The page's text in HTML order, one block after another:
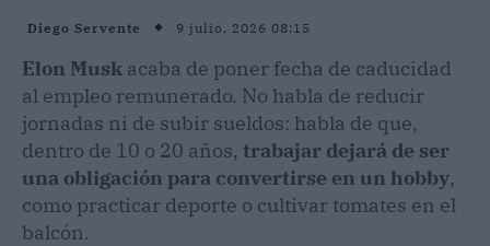
Diego Servente 9 julio, 2026 08:15
Elon Musk acaba de poner fecha de caducidad
al empleo remunerado. No habla de reducir
jornadas ni de subir sueldos: habla de que,
dentro de 10 o 20 años, trabajar dejará de ser
una obligación para convertirse en un hobby,
como practicar deporte o cultivar tomates en el
balcón.